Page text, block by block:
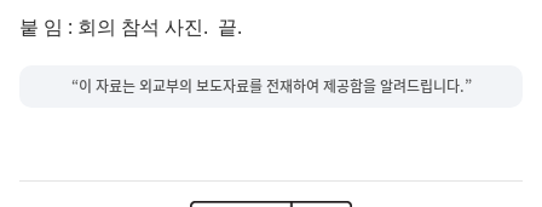
붙 임 : 회의 참석 사진. 끝.
“이 자료는 외교부의 보도자료를 전재하여 제공함을 알려드립니다.”